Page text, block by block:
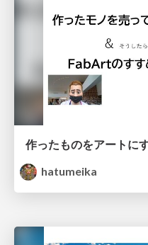
hatumeika